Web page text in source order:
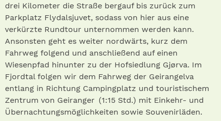
drei Kilometer die Straße bergauf bis zurück zum
Parkplatz Flydalsjuvet, sodass von hier aus eine
verkürzte Rundtour unternommen werden kann.
Ansonsten geht es weiter nordwärts, kurz dem
Fahrweg folgend und anschließend auf einen
Wiesenpfad hinunter zu der Hofsiedlung Gjørva. Im
Fjordtal folgen wir dem Fahrweg der Geirangelva
entlang in Richtung Campingplatz und touristischem
Zentrum von Geiranger (1:15 Std.) mit Einkehr- und
Übernachtungsmöglichkeiten sowie Souvenirläden.